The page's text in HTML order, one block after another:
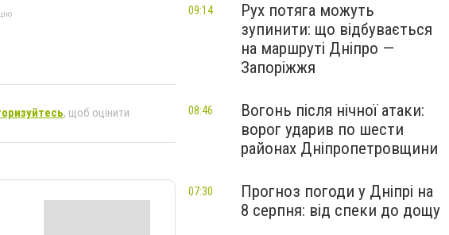
, щоб оцінити
Рух потяга можуть
зупинити: що відбувається
на маршруті Дніпро —
Запоріжжя
09:14
Вогонь після нічної атаки:
ворог ударив по шести
районах Дніпропетровщини
08:46
Прогноз погоди у Дніпрі на
8 серпня: від спеки до дощу
07:30